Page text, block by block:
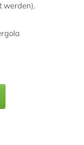
werden).